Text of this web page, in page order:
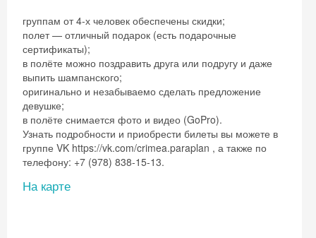
группам от 4-х человек обеспечены скидки;
полет — отличный подарок (есть подарочные
сертификаты);
в полёте можно поздравить друга или подругу и даже
выпить шампанского;
оригинально и незабываемо сделать предложение
девушке;
в полёте снимается фото и видео (GoPro).
Узнать подробности и приобрести билеты вы можете в
группе VK https://vk.com/crimea.paraplan , а также по
телефону: +7 (978) 838-15-13.
На карте